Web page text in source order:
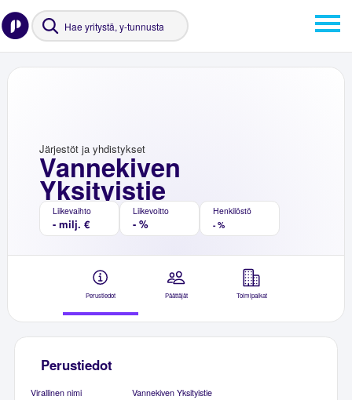
Vannekiven
Yksityistie
Järjestöt ja yhdistykset
Liikevaihto
- milj. €
Liikevoitto
- %
Henkilöstö
- %
Perustiedot Päättäjät Toimipaikat
Perustiedot
Virallinen nimi
Vannekiven Yksityistie